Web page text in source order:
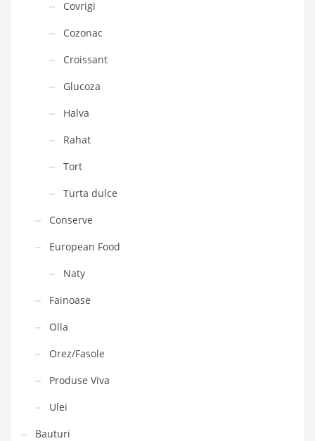
Covrigi
Cozonac
Croissant
Glucoza
Halva
Rahat
Tort
Turta dulce
Conserve
European Food
Naty
Fainoase
Olla
Orez/Fasole
Produse Viva
Ulei
Bauturi